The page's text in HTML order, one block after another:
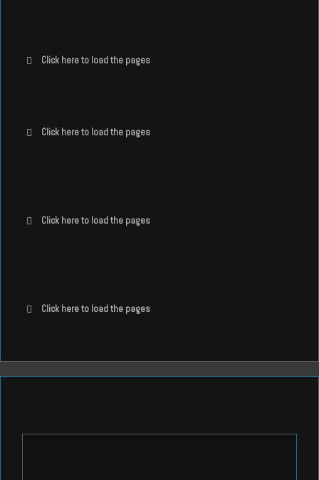
Click here to load the pages
Click here to load the pages
Click here to load the pages
Click here to load the pages